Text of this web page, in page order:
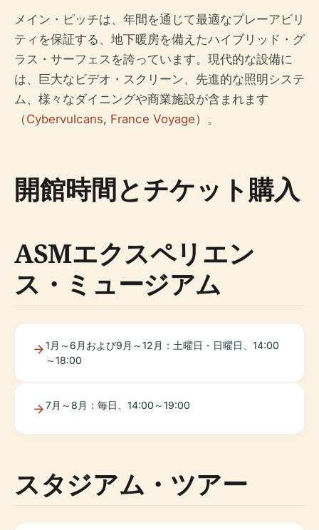
メイン・ピッチは、年間を通じて最適なプレーアビリ
ティを保証する、地下暖房を備えたハイブリッド・グ
ラス・サーフェスを誇っています。現代的な設備に
は、巨大なビデオ・スクリーン、先進的な照明システ
ム、様々なダイニングや商業施設が含まれます
（Cybervulcans, France Voyage）。
開館時間とチケット購入
ASMエクスペリエン
ス・ミュージアム
1月～6月および9月～12月：土曜日・日曜日、14:00
～18:00
7月～8月：毎日、14:00～19:00
スタジアム・ツアー